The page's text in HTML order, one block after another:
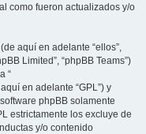
como fueron actualizados y/o
aquí en adelante “ellos”,
Limited”, “phpBB Teams”)
“
aquí en adelante “GPL”) y
phpBB solamente
estrictamente los excluye de
y/o contenido